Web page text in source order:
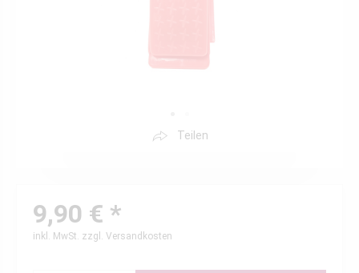
Teilen
9,90 € *
inkl. MwSt. zzgl. Versandkosten